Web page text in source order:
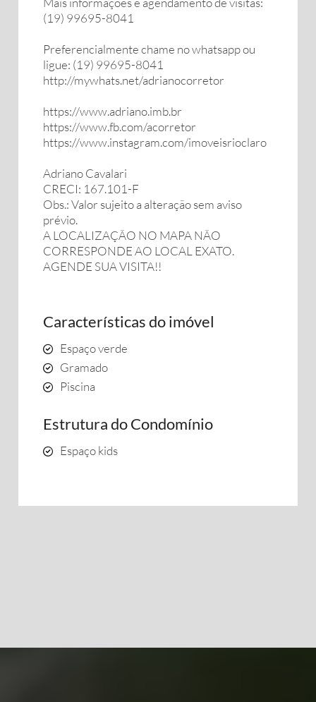
(19) 99695-8041
Preferencialmente chame no whatsapp ou
ligue: (19) 99695-8041
http://mywhats.net/adrianocorretor
https://www.adriano.imb.br
https://www.fb.com/acorretor
https://www.instagram.com/imoveisrioclaro
Adriano Cavalari
CRECI: 167.101-F
Obs.: Valor sujeito a alteração sem aviso
prévio.
A LOCALIZAÇÃO NO MAPA NÃO
CORRESPONDE AO LOCAL EXATO.
AGENDE SUA VISITA!!
Características do imóvel
Espaço verde
Gramado
Piscina
Estrutura do Condomínio
Espaço kids